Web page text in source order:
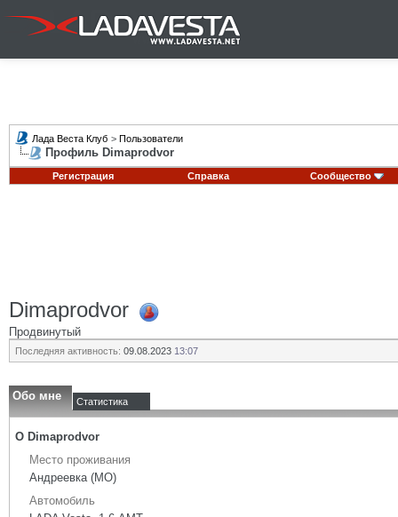
Лада Веста Клуб > Пользователи
Профиль Dimaprodvor
Регистрация Справка Сообщество
Dimaprodvor
Продвинутый
Последняя активность: 09.08.2023 13:07
Обо мне Статистика
О Dimaprodvor
Место проживания
Андреевка (МО)
Автомобиль